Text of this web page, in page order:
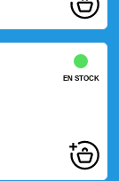
EN STOCK